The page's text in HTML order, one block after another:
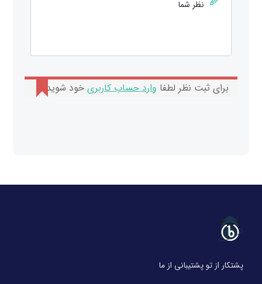
برای ثبت نظر لطفا وارد حساب کاربری خود شوید.
پشتکار از تو پشتیبانی از ما